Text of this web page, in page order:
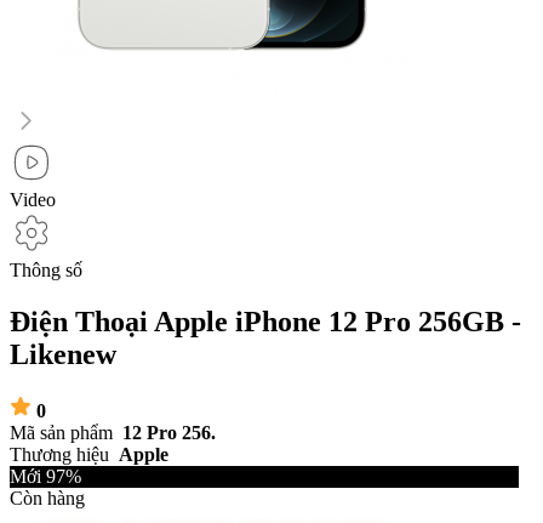
Video
Thông số
Điện Thoại Apple iPhone 12 Pro 256GB -
Likenew
0
Mã sản phẩm 12 Pro 256.
Thương hiệu Apple
Mới 97%
Còn hàng